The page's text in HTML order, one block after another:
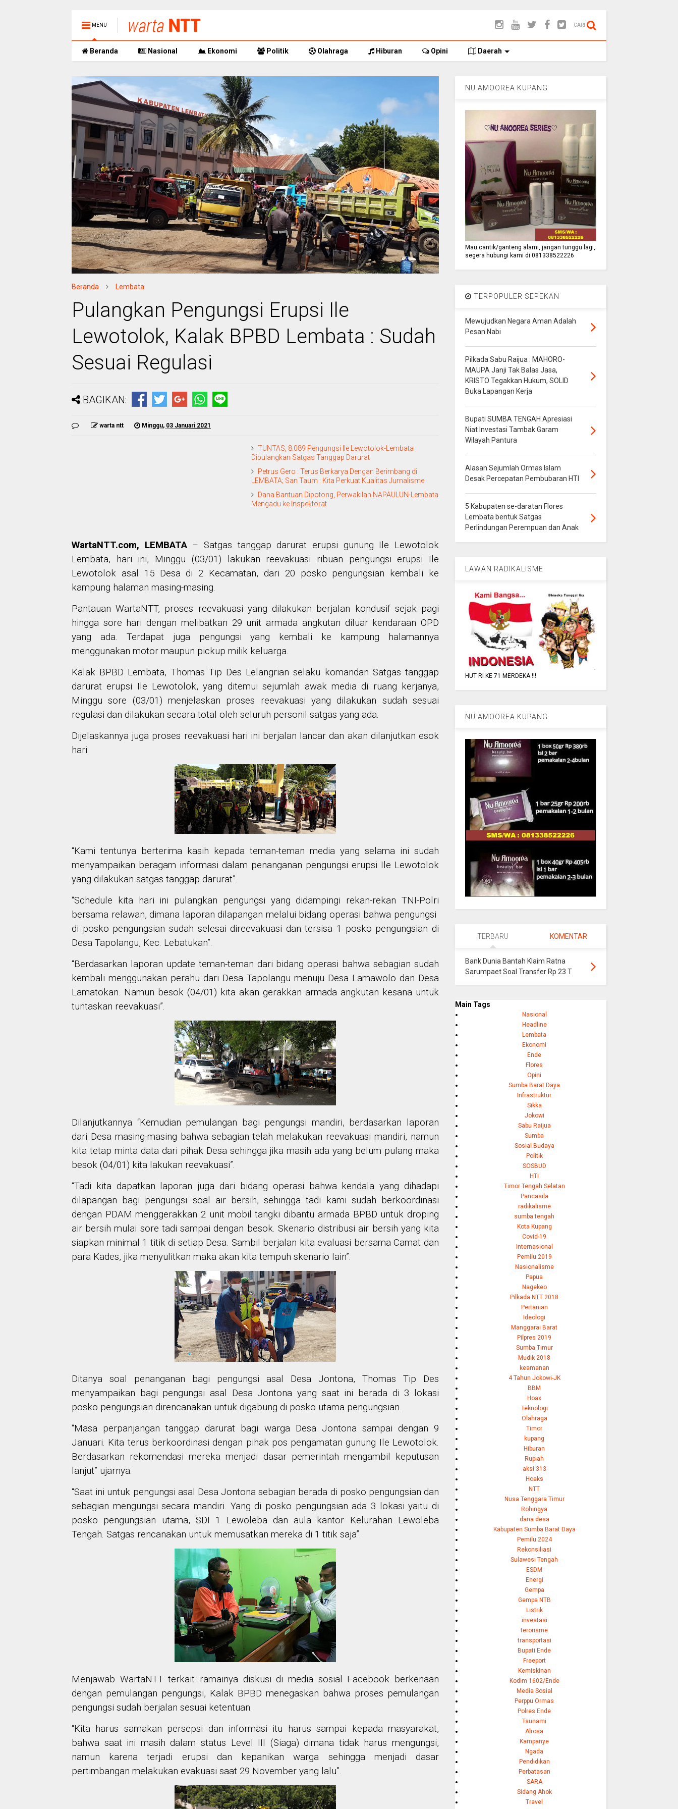
MENU CARI
Beranda Nasional Ekonomi Politik Olahraga Hiburan Opini Daerah
Beranda Lembata
Pulangkan Pengungsi Erupsi Ile
Lewotolok, Kalak BPBD Lembata : Sudah
Sesuai Regulasi
BAGIKAN:
warta ntt Minggu, 03 Januari 2021
TUNTAS, 8.089 Pengungsi Ile Lewotolok-Lembata
Dipulangkan Satgas Tanggap Darurat
Petrus Gero : Terus Berkarya Dengan Berimbang di
LEMBATA; San Taum : Kita Perkuat Kualitas Jurnalisme
Dana Bantuan Dipotong, Perwakilan NAPAULUN-Lembata
Mengadu ke Inspektorat
WartaNTT.com, LEMBATA– Satgas tanggap darurat erupsi gunung Ile Lewotolok
Lembata, hari ini, Minggu (03/01) lakukan reevakuasi ribuan pengungsi erupsi Ile
Lewotolok asal 15 Desa di 2 Kecamatan, dari 20 posko pengungsian kembali ke
kampung halaman masing-masing.
Pantauan WartaNTT, proses reevakuasi yang dilakukan berjalan kondusif sejak pagi
hingga sore hari dengan melibatkan 29 unit armada angkutan diluar kendaraan OPD
yang ada. Terdapat juga pengungsi yang kembali ke kampung halamannya
menggunakan motor maupun pickup milik keluarga.
Kalak BPBD Lembata, Thomas Tip Des Lelangrian selaku komandan Satgas tanggap
darurat erupsi Ile Lewotolok, yang ditemui sejumlah awak media di ruang kerjanya,
Minggu sore (03/01) menjelaskan proses reevakuasi yang dilakukan sudah sesuai
regulasi dan dilakukan secara total oleh seluruh personil satgas yang ada.
Dijelaskannya juga proses reevakuasi hari ini berjalan lancar dan akan dilanjutkan esok
hari.
“Kami tentunya berterima kasih kepada teman-teman media yang selama ini sudah
menyampaikan beragam informasi dalam penanganan pengungsi erupsi Ile Lewotolok
yang dilakukan satgas tanggap darurat”.
“Schedule kita hari ini pulangkan pengungsi yang didampingi rekan-rekan TNI-Polri
bersama relawan, dimana laporan dilapangan melalui bidang operasi bahwa pengungsi
di posko pengungsian sudah selesai direevakuasi dan tersisa 1 posko pengungsian di
Desa Tapolangu, Kec. Lebatukan”.
“Berdasarkan laporan update teman-teman dari bidang operasi bahwa sebagian sudah
kembali menggunakan perahu dari Desa Tapolangu menuju Desa Lamawolo dan Desa
Lamatokan. Namun besok (04/01) kita akan gerakkan armada angkutan kesana untuk
tuntaskan reevakuasi”.
Dilanjutkannya “Kemudian pemulangan bagi pengungsi mandiri, berdasarkan laporan
dari Desa masing-masing bahwa sebagian telah melakukan reevakuasi mandiri, namun
kita tetap minta data dari pihak Desa sehingga jika masih ada yang belum pulang maka
besok (04/01) kita lakukan reevakuasi”.
“Tadi kita dapatkan laporan juga dari bidang operasi bahwa kendala yang dihadapi
dilapangan bagi pengungsi soal air bersih, sehingga tadi kami sudah berkoordinasi
dengan PDAM menggerakkan 2 unit mobil tangki dibantu armada BPBD untuk droping
air bersih mulai sore tadi sampai dengan besok. Skenario distribusi air bersih yang kita
siapkan minimal 1 titik di setiap Desa. Sambil berjalan kita evaluasi bersama Camat dan
para Kades, jika menyulitkan maka akan kita tempuh skenario lain”.
Ditanya soal penanganan bagi pengungsi asal Desa Jontona, Thomas Tip Des
menyampaikan bagi pengungsi asal Desa Jontona yang saat ini berada di 3 lokasi
posko pengungsian direncanakan untuk digabung di posko utama pengungsian.
“Masa perpanjangan tanggap darurat bagi warga Desa Jontona sampai dengan 9
Januari. Kita terus berkoordinasi dengan pihak pos pengamatan gunung Ile Lewotolok.
Berdasarkan rekomendasi mereka menjadi dasar pemerintah mengambil keputusan
lanjut” ujarnya.
“Saat ini untuk pengungsi asal Desa Jontona sebagian berada di posko pengungsian dan
sebagian mengungsi secara mandiri. Yang di posko pengungsian ada 3 lokasi yaitu di
posko pengungsian utama, SDI 1 Lewoleba dan aula kantor Kelurahan Lewoleba
Tengah. Satgas rencanakan untuk memusatkan mereka di 1 titik saja”.
Menjawab WartaNTT terkait ramainya diskusi di media sosial Facebook berkenaan
dengan pemulangan pengungsi, Kalak BPBD menegaskan bahwa proses pemulangan
pengungsi sudah berjalan sesuai ketentuan.
“Kita harus samakan persepsi dan informasi itu harus sampai kepada masyarakat,
bahwa saat ini masih dalam status Level III (Siaga) dimana tidak harus mengungsi,
namun karena terjadi erupsi dan kepanikan warga sehingga menjadi dasar
pertimbangan melakukan evakuasi saat 29 November yang lalu”.
NU AMOOREA KUPANG
Mau cantik/ganteng alami, jangan tunggu lagi,
segera hubungi kami di 081338522226
TERPOPULER SEPEKAN
Mewujudkan Negara Aman Adalah
Pesan Nabi
Pilkada Sabu Raijua : MAHORO-
MAUPA Janji Tak Balas Jasa,
KRISTO Tegakkan Hukum, SOLID
Buka Lapangan Kerja
Bupati SUMBA TENGAH Apresiasi
Niat Investasi Tambak Garam
Wilayah Pantura
Alasan Sejumlah Ormas Islam
Desak Percepatan Pembubaran HTI
5 Kabupaten se-daratan Flores
Lembata bentuk Satgas
Perlindungan Perempuan dan Anak
LAWAN RADIKALISME
HUT RI KE 71 MERDEKA !!!
NU AMOOREA KUPANG
TERBARU KOMENTAR
Bank Dunia Bantah Klaim Ratna
Sarumpaet Soal Transfer Rp 23 T
Main Tags
Nasional
Headline
Lembata
Ekonomi
Ende
Flores
Opini
Sumba Barat Daya
Infrastruktur
Sikka
Jokowi
Sabu Raijua
Sumba
Sosial Budaya
Politik
SOSBUD
HTI
Timor Tengah Selatan
Pancasila
radikalisme
sumba tengah
Kota Kupang
Covid-19
Internasional
Pemilu 2019
Nasionalisme
Papua
Nagekeo
Pilkada NTT 2018
Pertanian
Ideologi
Manggarai Barat
Pilpres 2019
Sumba Timur
Mudik 2018
keamanan
4 Tahun Jokowi-JK
BBM
Hoax
Teknologi
Olahraga
Timor
kupang
Hiburan
Rupiah
aksi 313
Hoaks
NTT
Nusa Tenggara Timur
Rohingya
dana desa
Kabupaten Sumba Barat Daya
Pemilu 2024
Rekonsiliasi
Sulawesi Tengah
ESDM
Energi
Gempa
Gempa NTB
Listrik
investasi
terorisme
transportasi
Bupati Ende
Freeport
Kemiskinan
Kodim 1602/Ende
Media Sosial
Perppu Ormas
Polres Ende
Tsunami
Alrosa
Kampanye
Ngada
Pendidikan
Perbatasan
SARA
Sidang Ahok
Travel